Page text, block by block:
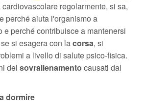
regolarmente, si sa,
perché aiuta l'organismo a
e perché contribuisce a mantenersi
si esagera con lacorsa, si
a livello di salute psico-fisica.
del sovrallenamento causati dal
dormire